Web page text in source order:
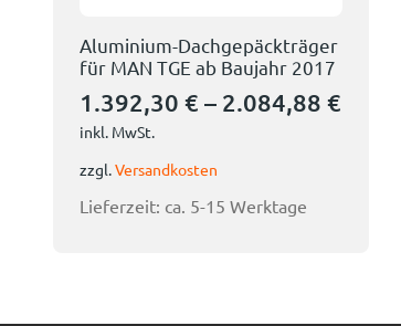
Aluminium-Dachgepäckträger
für MAN TGE ab Baujahr 2017
1.392,30 € – 2.084,88 €
inkl. MwSt.
zzgl. Versandkosten
Lieferzeit: ca. 5-15 Werktage